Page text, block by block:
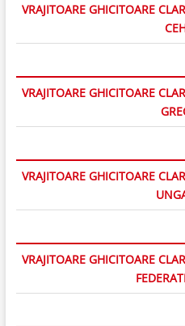
VRAJITOARE GHICITOARE
VRAJITOARE GHICITOARE
VRAJITOARE GHICITOARE
VRAJITOARE GHICITOARE